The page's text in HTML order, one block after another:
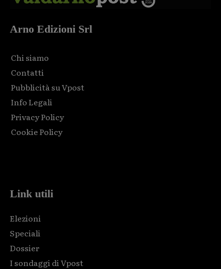
Arno Edizioni Srl
Chi siamo
Contatti
Pubblicità su Vpost
Info Legali
Privacy Policy
Cookie Policy
Link utili
Elezioni
Speciali
Dossier
I sondaggi di Vpost